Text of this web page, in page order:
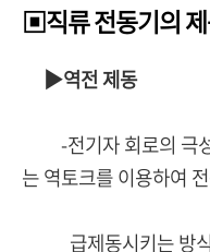
▣직류 전동기의
▶역전 제동
-전기자 회로의 극성
는 역토크를 이용하여
급제동시키는 방